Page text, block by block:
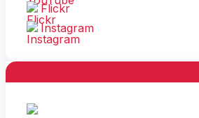
Flickr
Instagram